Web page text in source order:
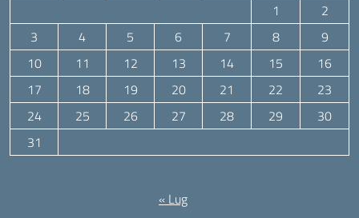
1
2
3
4 5 6 7 8
9
10
11 12 13 14 15
16
17
18 19 20 21 22
23
24
25 26 27 28 29
30
31
« Lug